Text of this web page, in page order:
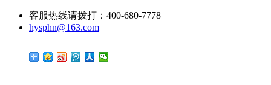
客服热线请拨打：400-680-7778
hysphn@163.com